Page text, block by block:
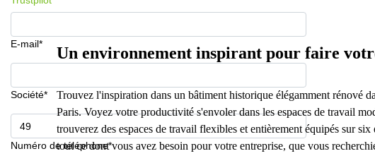
E-mail*
Société*
Numéro de téléphone*
Un environnement inspirant pour faire
Trouvez l'inspiration dans un bâtiment historique élégamment rénové
Paris. Voyez votre productivité s'envoler dans les espaces de travail
trouverez des espaces de travail flexibles et entièrement équipés sur
tout ce dont vous avez besoin pour votre entreprise, que vous